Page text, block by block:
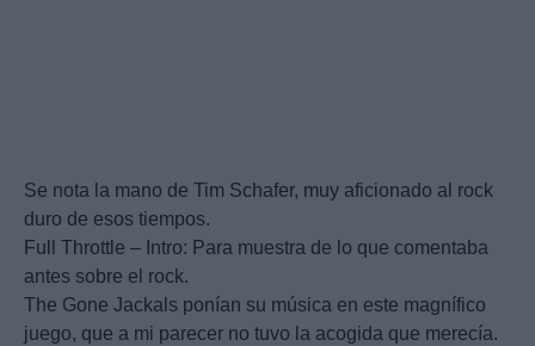
Se nota la mano de Tim Schafer, muy aficionado al rock
duro de esos tiempos.
Full Throttle – Intro: Para muestra de lo que comentaba
antes sobre el rock.
The Gone Jackals ponían su música en este magnífico
juego, que a mi parecer no tuvo la acogida que merecía.